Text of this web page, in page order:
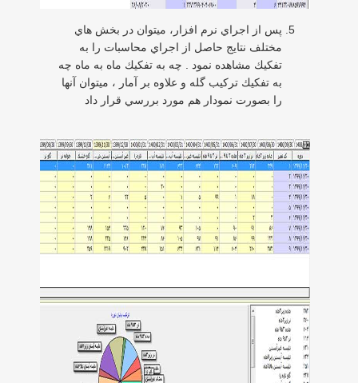
پس از اجراي نرم افزار، ميتوان در بخش هاي
مختلف نتايج حاصل از اجراي محاسبات را به
تفكيك مشاهده نمود . چه به تفكيك ماه به ماه چه
به تفكيك تركيب گله و علاوه بر آمار ، ميتوان آنها
را بصورت نمودار هم مورد بررسي قرار داد